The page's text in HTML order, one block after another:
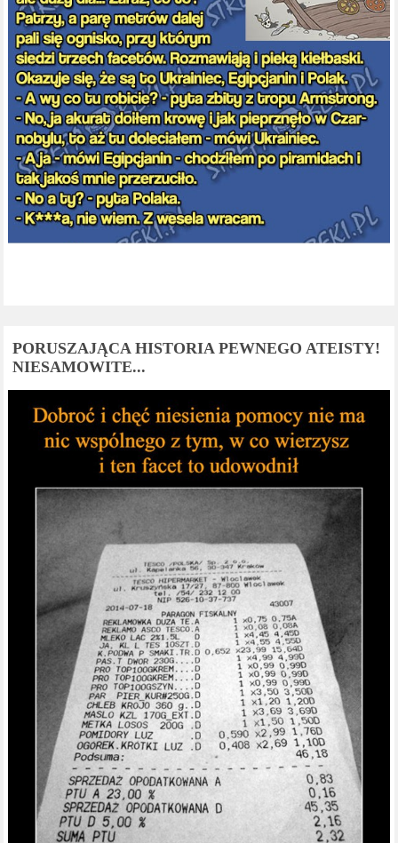
PORUSZAJĄCA HISTORIA PEWNEGO ATEISTY!
NIESAMOWITE...